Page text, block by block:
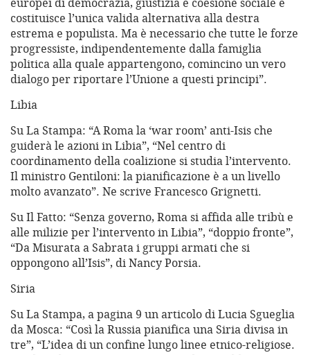
costituisce l’unica valida alternativa alla destra
estrema e populista. Ma è necessario che tutte le forze
progressiste, indipendentemente dalla famiglia
politica alla quale appartengono, comincino un vero
dialogo per riportare l’Unione a questi principi”.
Libia
Su La Stampa: “A Roma la ‘war room’ anti-Isis che
guiderà le azioni in Libia”, “Nel centro di
coordinamento della coalizione si studia l’intervento.
Il ministro Gentiloni: la pianificazione è a un livello
molto avanzato”. Ne scrive Francesco Grignetti.
Su Il Fatto: “Senza governo, Roma si affida alle tribù e
alle milizie per l’intervento in Libia”, “doppio fronte”,
“Da Misurata a Sabrata i gruppi armati che si
oppongono all’Isis”, di Nancy Porsia.
Siria
Su La Stampa, a pagina 9 un articolo di Lucia Sgueglia
da Mosca: “Così la Russia pianifica una Siria divisa in
tre”, “L’idea di un confine lungo linee etnico-religiose.